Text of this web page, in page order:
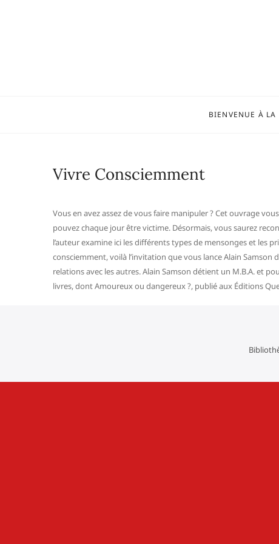
BIENVENUE À
Vivre Consciemment
Vous en avez assez de vous faire manipuler ? Cet ouvrage
pouvez chaque jour être victime. Désormais, vous saurez
l’auteur examine ici les différents types de mensonges et les
consciemment, voilà l’invitation que vous lance Alain
relations avec les autres. Alain Samson détient un M.B.A. et
livres, dont Amoureux ou dangereux ?, publié aux Éditions